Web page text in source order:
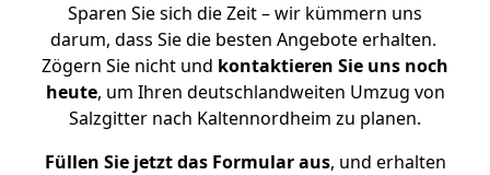
Sparen Sie sich die Zeit – wir kümmern uns
darum, dass Sie die besten Angebote erhalten.
Zögern Sie nicht und kontaktieren Sie uns noch
heute, um Ihren deutschlandweiten Umzug von
Salzgitter nach Kaltennordheim zu planen.
Füllen Sie jetzt das Formular aus, und erhalten